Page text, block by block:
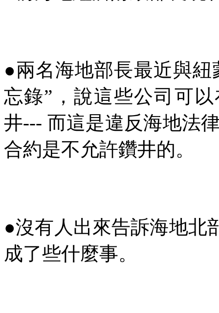
●兩名海地部長最近與
忘錄” ，說這些公司可
井--- 而這是違反海地法
合約是不允許鑽井的。
●沒有人出來告訴海地北
成了些什麼事。